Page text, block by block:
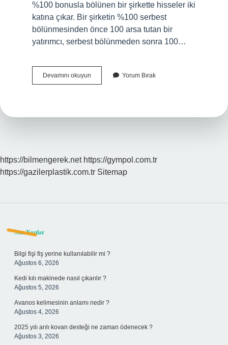
%100 bonusla bölünen bir şirkette hisseler iki
katına çıkar. Bir şirketin %100 serbest
bölünmesinden önce 100 arsa tutan bir
yatırımcı, serbest bölünmeden sonra 100…
Devamını okuyun Bedelsiz
Bölünmede
Yorum Bırak
https://bilmengerek.net https://gympol.com.tr
https://gazilerplastik.com.tr Sitemap
Sidebar
Son Yazılar
Bilgi fişi fiş yerine kullanılabilir mi ?
Ağustos 6, 2026
Kedi kılı makinede nasıl çıkarılır ?
Ağustos 5, 2026
Avanos kelimesinin anlamı nedir ?
Ağustos 4, 2026
2025 yılı arılı kovan desteği ne zaman ödenecek ?
Ağustos 3, 2026